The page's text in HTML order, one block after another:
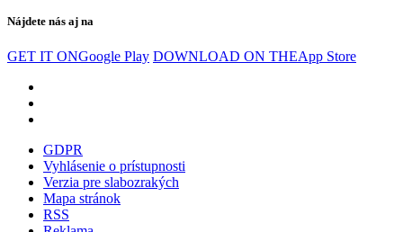
Nájdete nás aj na
GET IT ONGoogle Play DOWNLOAD ON THEApp Store
GDPR
Vyhlásenie o prístupnosti
Verzia pre slabozrakých
Mapa stránok
RSS